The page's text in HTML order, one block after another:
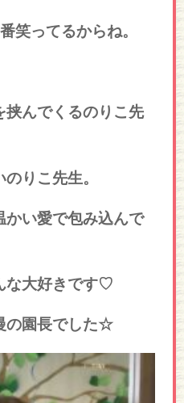
笑ってるからね。
挟んでくるのりこ先
りこ先生。
かい愛で包み込んで
な大好きです♡
の園長でした☆